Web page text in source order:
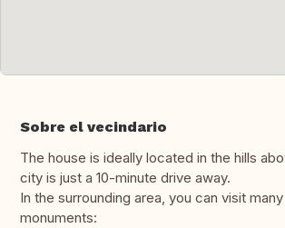
Sobre el vecindario
The house is ideally located in the hills
city is just a 10-minute drive away.
In the surrounding area, you can visit
monuments: